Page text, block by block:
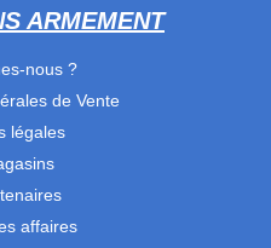
ARMEMENT
nous ?
de Vente
légales
affaires